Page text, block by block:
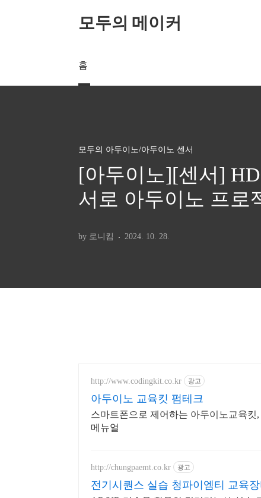
모두의 메이커
홈
모두의 아두이노/아두이노 센서
[아두이노][센서]
서로 아두이노 프로
by 로니킴 2024. 10. 28.
http://www.codingkit.co.kr 광고
아두이노 교육킷 펌테크
스마트폰으로 제어하는 아두이노교육
메뉴얼
http://chungpaemt.co.kr 광고
전기시퀀스 실습 청파이엠티 교육